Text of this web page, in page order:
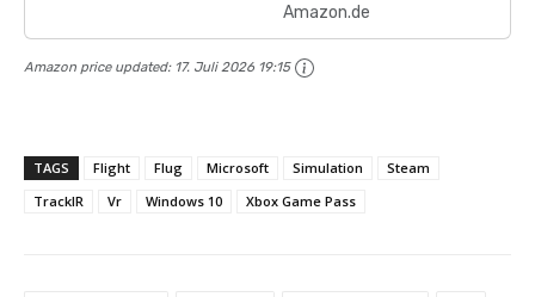
Amazon.de
Amazon price updated: 17. Juli 2026 19:15
TAGS Flight Flug Microsoft Simulation
Steam
TrackIR
Vr Windows 10 Xbox Game Pass